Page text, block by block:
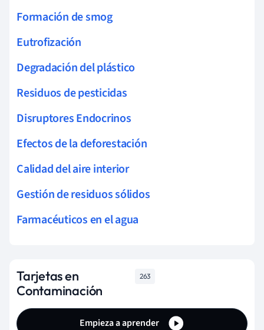
Formación de smog
Eutrofización
Degradación del plástico
Residuos de pesticidas
Disruptores Endocrinos
Efectos de la deforestación
Calidad del aire interior
Gestión de residuos sólidos
Farmacéuticos en el agua
Tarjetas en
Contaminación
263
Empieza a aprender